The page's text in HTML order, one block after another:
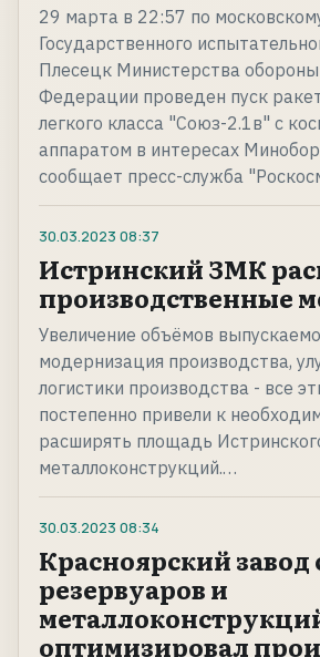
29 марта в 22:57 по
Государственного
Плесецк Министерства обороны
Федерации проведен пуск
легкого класса "Союз-2.1в" с
аппаратом в интересах
сообщает пресс-служба
30.03.2023 08:37
Истринский ЗМК
производственные
Увеличение объёмов
модернизация производства,
логистики производства - все
постепенно привели к
расширять площадь
металлоконструкций.…
30.03.2023 08:34
Красноярский завод
резервуаров и
оптимизировал